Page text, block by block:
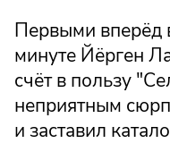
Первыми вперёд
минуте Йёрген
счёт в пользу
неприятным
и заставил